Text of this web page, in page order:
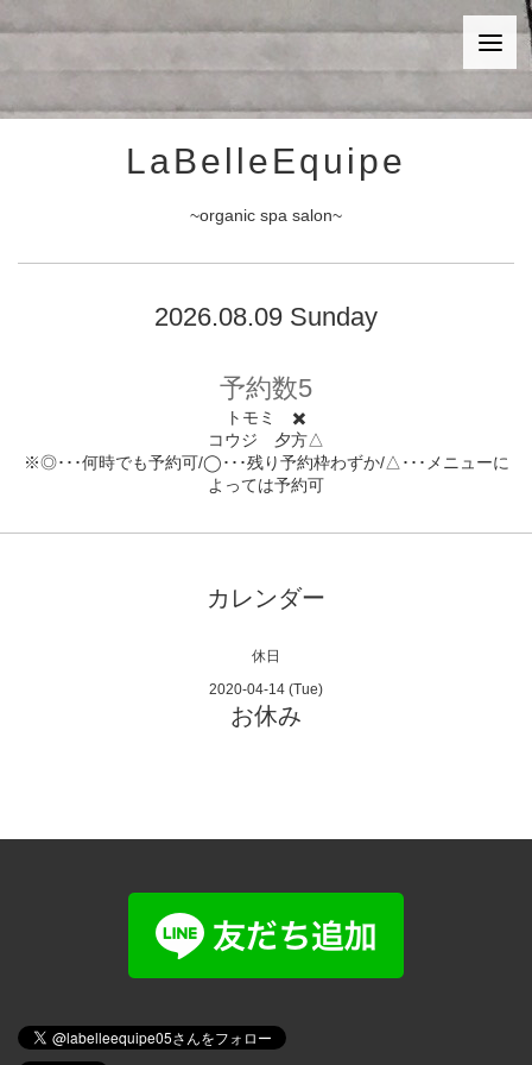
LaBelleEquipe
~organic spa salon~
2026.08.09 Sunday
予約数5
トモミ ✖️
コウジ 夕方△
※◎･･･何時でも予約可/◯･･･残り予約枠わずか/△･･･メニューに
よっては予約可
カレンダー
休日
2020-04-14 (Tue)
お休み